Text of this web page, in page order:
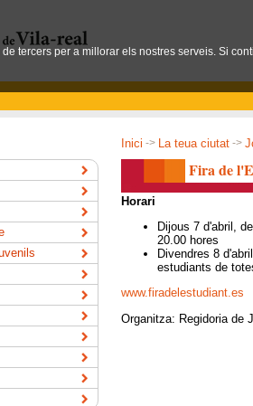
Inici -> La teua ciutat ->
Fira de
Horari
Dijous 7 d'abril,
20.00 hores
Divendres 8
estudiants de
www.firadelestudiant.es
Organitza: Regidoria de
tercers per a millorar els nostres serveis. Si